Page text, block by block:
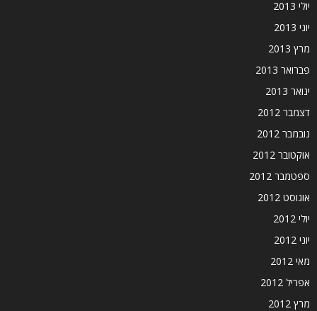
יולי 2013
יוני 2013
מרץ 2013
פברואר 2013
ינואר 2013
דצמבר 2012
נובמבר 2012
אוקטובר 2012
ספטמבר 2012
אוגוסט 2012
יולי 2012
יוני 2012
מאי 2012
אפריל 2012
מרץ 2012